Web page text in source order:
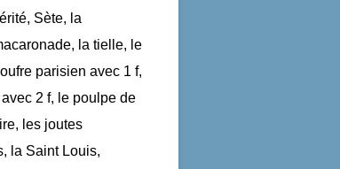
Sète, la
la tielle, le
parisien avec 1 f,
2 f, le poulpe de
les joutes
la Saint Louis,